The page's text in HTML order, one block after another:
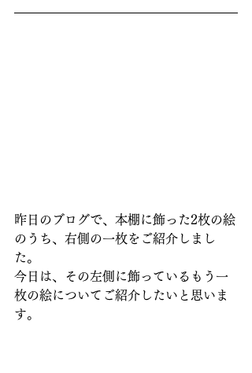
昨日のブログで、本棚に飾った2枚の絵
のうち、右側の一枚をご紹介しまし
た。
今日は、その左側に飾っているもう一
枚の絵についてご紹介したいと思いま
す。